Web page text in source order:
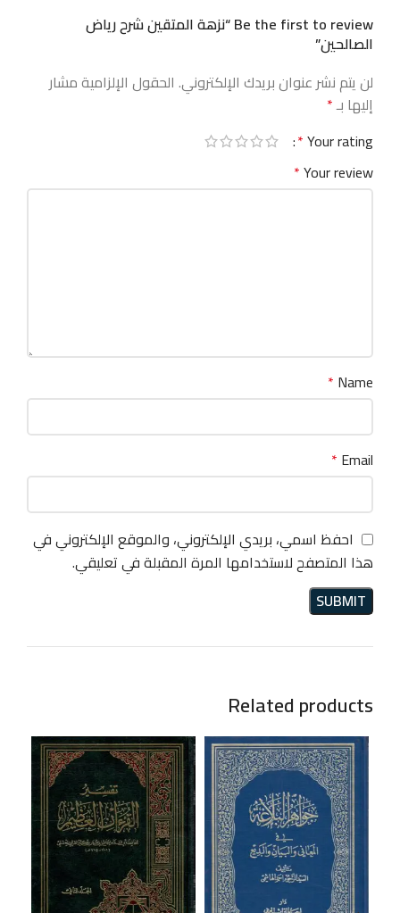
Be the first to review “نزهة المتقين شرح رياض
الصالحين”
لن يتم نشر عنوان بريدك الإلكتروني. الحقول الإلزامية مشار
إليها بـ*
Your rating
*
Your review
*
Name
*
Email
*
احفظ اسمي، بريدي الإلكتروني، والموقع الإلكتروني في
هذا المتصفح لاستخدامها المرة المقبلة في تعليقي.
Related products